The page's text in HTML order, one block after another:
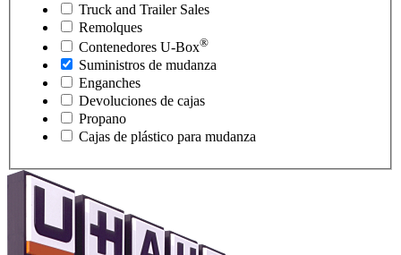
Truck and Trailer Sales
Remolques
Contenedores U-Box®
Suministros de mudanza
Enganches
Devoluciones de cajas
Propano
Cajas de plástico para mudanza